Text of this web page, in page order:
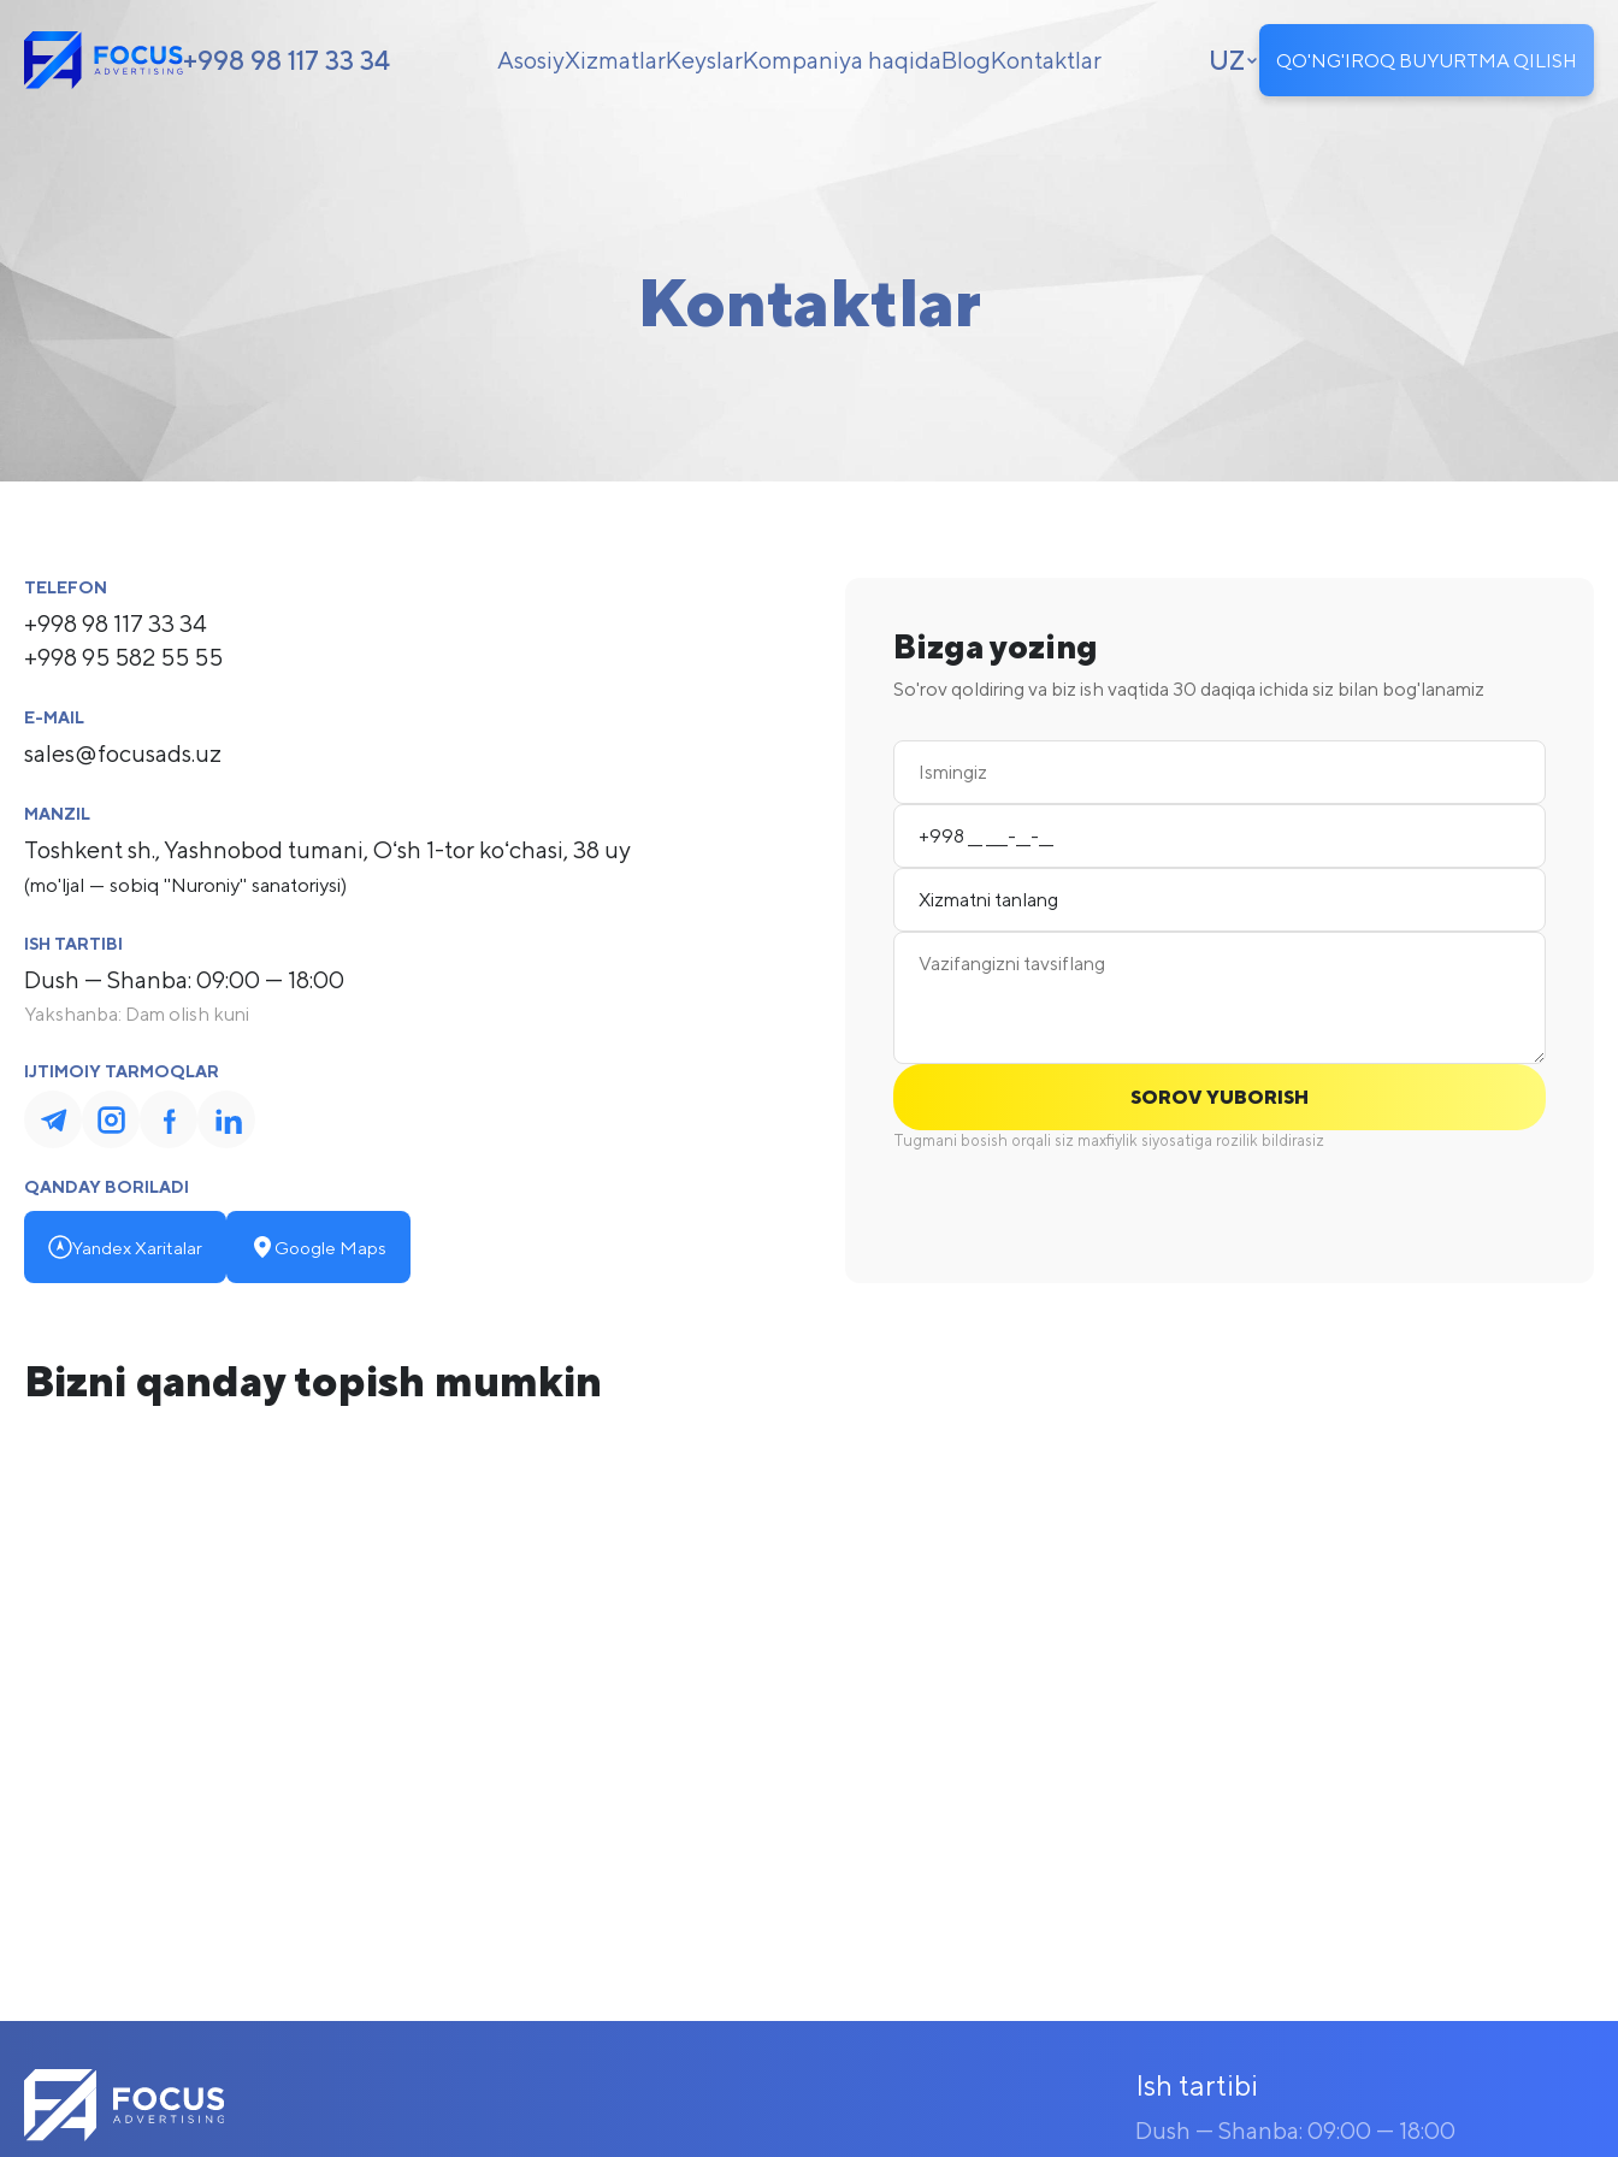
+998 98 117 33 34 AsosiyXizmatlarKeyslarKompaniya haqidaBlogKontaktlar UZ QO'NG'IROQ BUYURTMA QILISH
Kontaktlar
TELEFON
+998 98 117 33 34
+998 95 582 55 55
E-MAIL
sales@focusads.uz
MANZIL
Toshkent sh., Yashnobod tumani, Oʻsh 1-tor koʻchasi, 38 uy
(mo'ljal — sobiq "Nuroniy" sanatoriysi)
ISH TARTIBI
Dush — Shanba: 09:00 — 18:00
Yakshanba: Dam olish kuni
IJTIMOIY TARMOQLAR
QANDAY BORILADI
Yandex Xaritalar Google Maps
Bizga yozing
So'rov qoldiring va biz ish vaqtida 30 daqiqa ichida siz bilan bog'lanamiz
SOROV YUBORISH
Tugmani bosish orqali siz maxfiylik siyosatiga rozilik bildirasiz
Bizni qanday topish mumkin
Ish tartibi
Dush — Shanba: 09:00 — 18:00